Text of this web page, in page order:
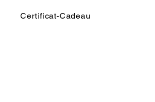
Certificat-Cadeau